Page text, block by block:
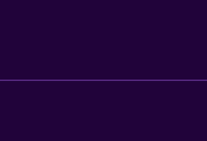
wi-fi (hastighet: 100+ Mbps
Städning erbjuds dagligen och